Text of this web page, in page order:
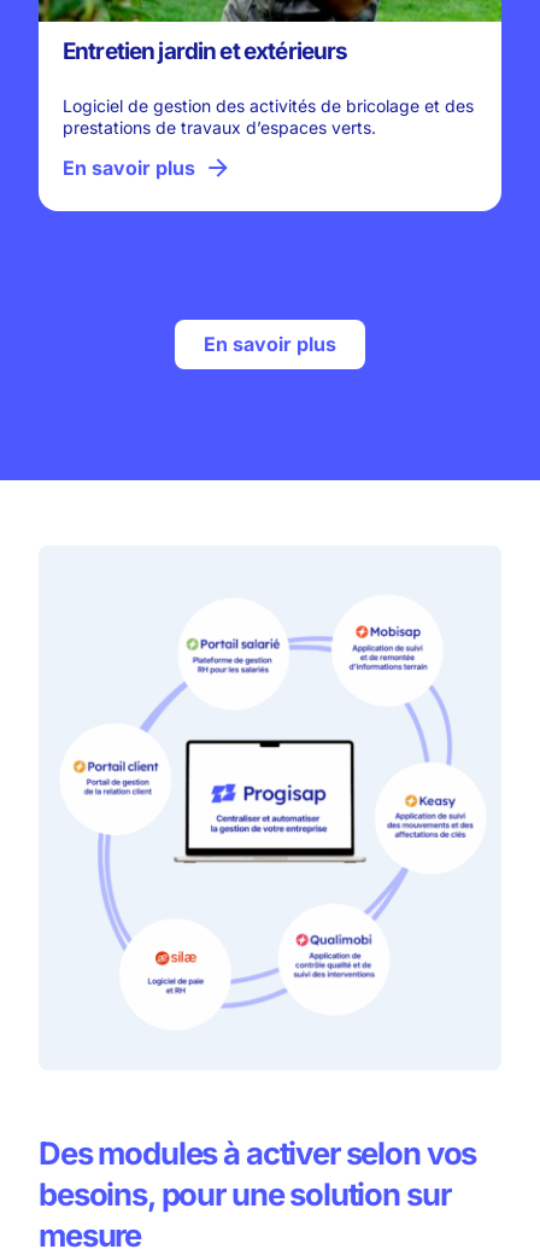
Entretien jardin et extérieurs
Logiciel de gestion des activités de bricolage et des
prestations de travaux d’espaces verts.
En savoir plus
En savoir plus
Des modules à activer selon vos
besoins, pour une solution sur
mesure